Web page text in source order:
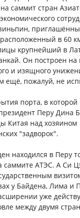
саммит стран
в 60
крупнейший в
Он построен на
и изящного
ещё, пожалуй, не
порта, в
Перу Дина
Китая над хозяином
"задворок".
находился в Перу
саммите АТЭС. А Си
у Байдена, Лима и
уже
между двумя